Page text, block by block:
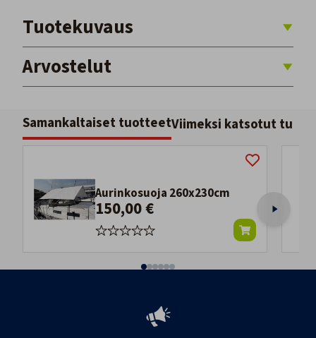
Tuotekuvaus
Arvostelut
Samankaltaiset tuotteetViimeksi katsotut
Aurinkosuoja 260x230cm
150,00 €